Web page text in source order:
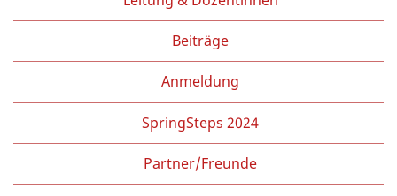
Beiträge
Anmeldung
SpringSteps 2024
Partner/Freunde